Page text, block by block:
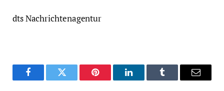
dts Nachrichtenagentur
FacebookTwitter Pinterest LinkedInTumblr Email